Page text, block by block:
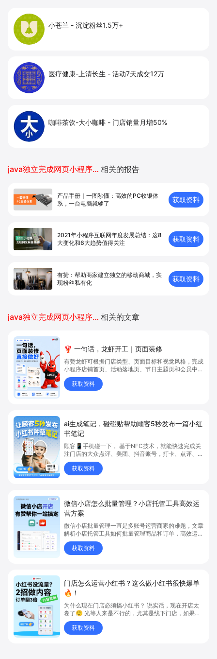
小苍兰 - 沉淀粉丝1.5万+
医疗健康-上清长生 - 活动7天成交12万
咖啡茶饮-大小咖啡 - 门店销量月增50%
java独立完成网页小程序开发 相关的报告
产品手册｜一图秒懂：高效的PC收银体
系，一台电脑就够了
获取资料
2021年小程序互联网年度发展总结：这8
大变化和6大趋势值得关注
获取资料
有赞：帮助商家建立独立的移动商城，实
现粉丝私有化
获取资料
java独立完成网页小程序开发 相关的文章
🦞 一句话，龙虾开工｜页面装修
有赞龙虾可根据门店类型、页面目标和视觉风格，完成
小程序店铺首页、活动落地页、节日主题页和会员中心
等页面方案，并协助完成模块规划、页面设计和发布配
置。获取资料
ai生成笔记，碰碰贴帮助顾客5秒发布一篇小红
书笔记
顾客📱手机碰一下， 基于NFC技术，就能快速完成关
注门店的大众点评、美团、抖音账号，打卡、点评、连
WiFi、出示会员码、线上点单等。操作简单，效率极
高。获取资料
微信小店怎么批量管理？小店托管工具高效运
营方案
微信小店批量管理一直是多账号运营商家的难题，文章
解析小店托管工具如何批量管理商品和订单，高效运营
多账号微信小店。通过智能同步、AI运营托管和丰富营
销玩法，全面提升门店管理效率。点击了解微信小店批
量管理、高效托管的实用方案！
获取资料
门店怎么运营小红书？这么做小红书很快爆单
🔥！
为什么现在门店必须搞小红书？ 说实话，现在开店太
卷了😮‍💨 光等人来是不行的，尤其是线下门店，如果你
还没开始做小红书，那真的就是“闭着眼放弃客流”🚪
💸 获取资料